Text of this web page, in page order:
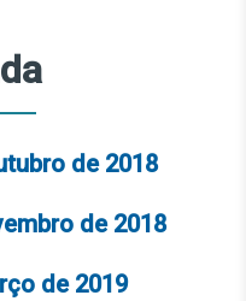
de 2018
de 2018
de 2019